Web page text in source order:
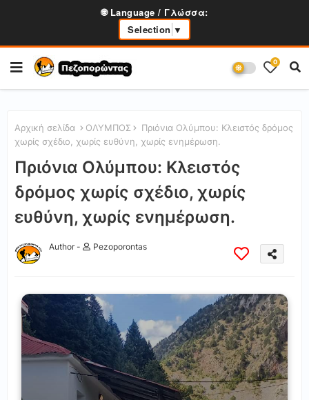
🌐 Language / Γλώσσα:
Selection ▼
0
Αρχική σελίδα ΟΛΥΜΠΟΣ
Πριόνια Ολύμπου: Κλειστός δρόμος
χωρίς σχέδιο, χωρίς ευθύνη, χωρίς ενημέρωση.
Πριόνια Ολύμπου: Κλειστός
δρόμος χωρίς σχέδιο, χωρίς
ευθύνη, χωρίς ενημέρωση.
Author - Pezoporontas